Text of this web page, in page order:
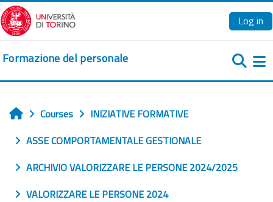
Skip to main content
Log in
Formazione del personale
Home
Courses
INIZIATIVE FORMATIVE
ASSE COMPORTAMENTALE GESTIONALE
ARCHIVIO VALORIZZARE LE PERSONE 2024/2025
VALORIZZARE LE PERSONE 2024